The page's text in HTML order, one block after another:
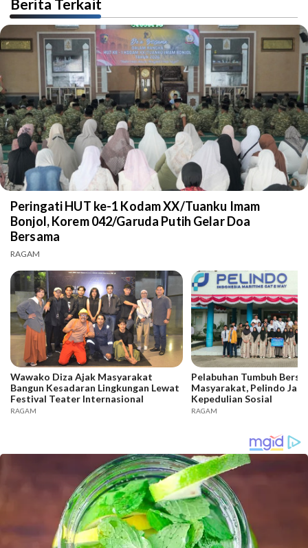
Berita Terkait
Peringati HUT ke-1 Kodam XX/Tuanku Imam
Bonjol, Korem 042/Garuda Putih Gelar Doa
Bersama
RAGAM
Wawako Diza Ajak Masyarakat
Bangun Kesadaran Lingkungan Lewat
Festival Teater Internasional
RAGAM
Pelabuhan Tumbuh
Masyarakat, Pelindo
Kepedulian Sosial
RAGAM